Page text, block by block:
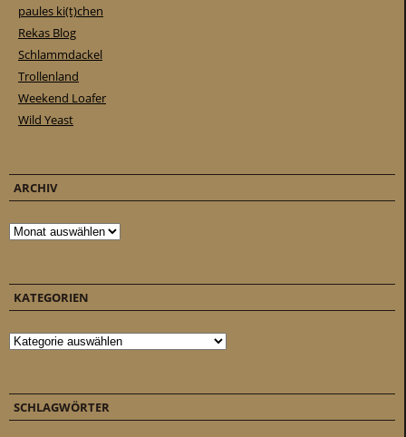
paules ki(t)chen
Rekas Blog
Schlammdackel
Trollenland
Weekend Loafer
Wild Yeast
ARCHIV
Archiv
KATEGORIEN
Kategorien
SCHLAGWÖRTER